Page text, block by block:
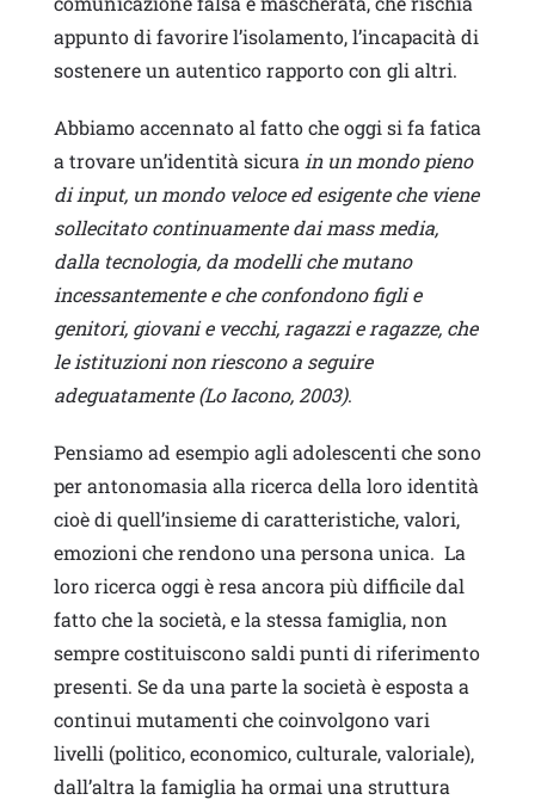
appunto di favorire l’isolamento, l’incapacità di
sostenere un autentico rapporto con gli altri.
Abbiamo accennato al fatto che oggi si fa fatica
a trovare un’identità sicura in un mondo pieno
di input, un mondo veloce ed esigente che viene
sollecitato continuamente dai mass media,
dalla tecnologia, da modelli che mutano
incessantemente e che confondono figli e
genitori, giovani e vecchi, ragazzi e ragazze, che
le istituzioni non riescono a seguire
adeguatamente (Lo Iacono, 2003).
Pensiamo ad esempio agli adolescenti che sono
per antonomasia alla ricerca della loro identità
cioè di quell’insieme di caratteristiche, valori,
emozioni che rendono una persona unica. La
loro ricerca oggi è resa ancora più difficile dal
fatto che la società, e la stessa famiglia, non
sempre costituiscono saldi punti di riferimento
presenti. Se da una parte la società è esposta a
continui mutamenti che coinvolgono vari
livelli (politico, economico, culturale, valoriale),
dall’altra la famiglia ha ormai una struttura